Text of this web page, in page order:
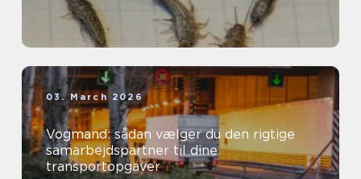
03. March 2026
Vogmand: sådan vælger du den rigtige
samarbejdspartner til dine
transportopgaver